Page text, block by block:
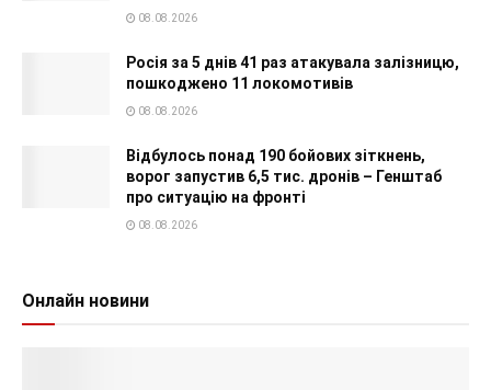
08.08.2026
Росія за 5 днів 41 раз атакувала залізницю,
пошкоджено 11 локомотивів
08.08.2026
Відбулось понад 190 бойових зіткнень,
ворог запустив 6,5 тис. дронів – Генштаб
про ситуацію на фронті
08.08.2026
Онлайн новини